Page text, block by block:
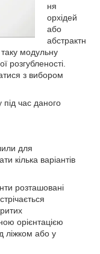
ня
орхідей
або
абстрактн
модульну
розгубленості.
з вибором
час даного
для
кілька варіантів
розташовані
орієнтацією
ліжком або у